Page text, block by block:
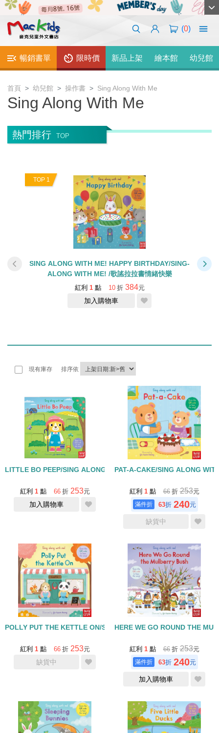
(0)
暢銷書單 限時價 新品上架 繪本館 幼兒館
首頁 幼兒館 操作書 Sing Along With Me
Sing Along With Me
熱門排行 TOP
TOP 1
SING ALONG WITH ME! HAPPY BIRTHDAY/SING-
ALONG WITH ME! /歌謠拉拉書情緒快樂
紅利 1 點 10 折 384元
加入購物車
現有庫存 排序依
LITTLE BO PEEP/SING ALONG WITH ME/硬頁拉拉書+QR CODE
紅利 1 點 66 折 253元
加入購物車
PAT-A-CAKE/SING ALONG
紅利 1 點 66 折253元
63折 240元
缺貨中
POLLY PUT THE KETTLE ON/SING ALONG WITH ME/硬頁拉拉書
紅利 1 點 66 折 253元
缺貨中
HERE WE GO ROUND THE
紅利 1 點 66 折253元
63折 240元
加入購物車